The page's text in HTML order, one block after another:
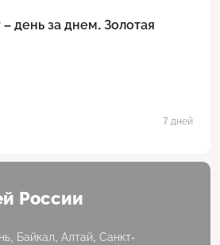
день за днем. Золотая
7 дней
России
Байкал, Алтай, Санкт-